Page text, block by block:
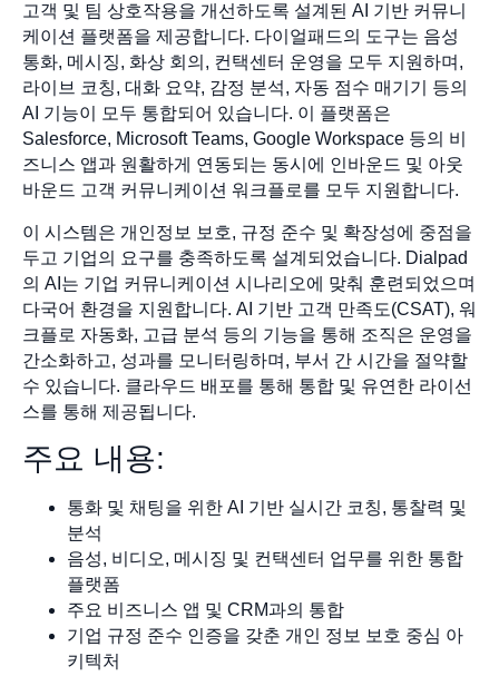
고객 및 팀 상호작용을 개선하도록 설계된 AI 기반 커뮤니
케이션 플랫폼을 제공합니다. 다이얼패드의 도구는 음성
통화, 메시징, 화상 회의, 컨택센터 운영을 모두 지원하며,
라이브 코칭, 대화 요약, 감정 분석, 자동 점수 매기기 등의
AI 기능이 모두 통합되어 있습니다. 이 플랫폼은
Salesforce, Microsoft Teams, Google Workspace 등의 비
즈니스 앱과 원활하게 연동되는 동시에 인바운드 및 아웃
바운드 고객 커뮤니케이션 워크플로를 모두 지원합니다.
이 시스템은 개인정보 보호, 규정 준수 및 확장성에 중점을
두고 기업의 요구를 충족하도록 설계되었습니다. Dialpad
의 AI는 기업 커뮤니케이션 시나리오에 맞춰 훈련되었으며
다국어 환경을 지원합니다. AI 기반 고객 만족도(CSAT), 워
크플로 자동화, 고급 분석 등의 기능을 통해 조직은 운영을
간소화하고, 성과를 모니터링하며, 부서 간 시간을 절약할
수 있습니다. 클라우드 배포를 통해 통합 및 유연한 라이선
스를 통해 제공됩니다.
주요 내용:
통화 및 채팅을 위한 AI 기반 실시간 코칭, 통찰력 및
분석
음성, 비디오, 메시징 및 컨택센터 업무를 위한 통합
플랫폼
주요 비즈니스 앱 및 CRM과의 통합
기업 규정 준수 인증을 갖춘 개인 정보 보호 중심 아
키텍처